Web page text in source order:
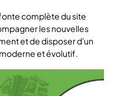
complète du site
les nouvelles
et de disposer d'un
et évolutif.